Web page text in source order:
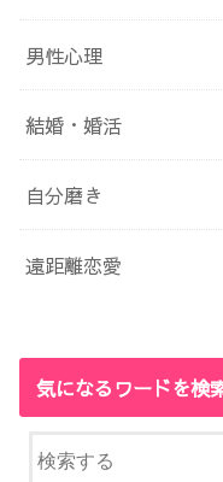
男性心理
結婚・婚活
自分磨き
遠距離恋愛
気になるワードを検